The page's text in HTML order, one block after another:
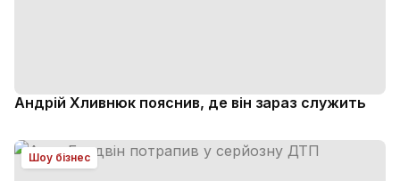
Андрій Хливнюк пояснив, де він зараз служить
Шоу бізнес